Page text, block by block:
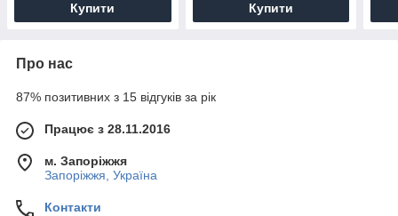
Купити Купити
Про нас
87% позитивних з 15 відгуків за рік
Працює з 28.11.2016
м. Запоріжжя
Запоріжжя, Україна
Контакти